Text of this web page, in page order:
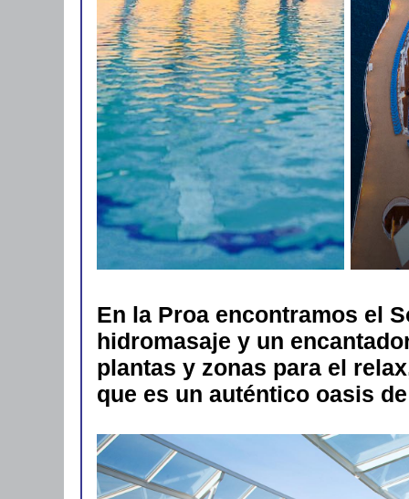
En la Proa encontramos el
hidromasaje y un
plantas y zonas para el
que es un auténtico oasis